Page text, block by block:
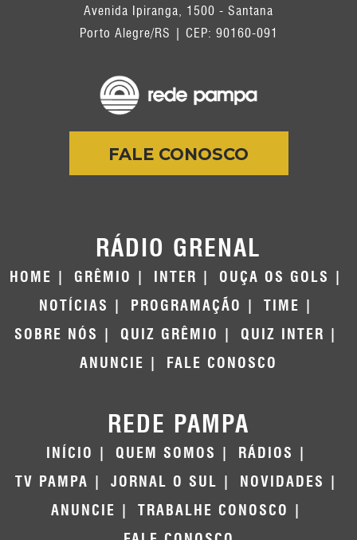
Avenida Ipiranga, 1500 - Santana
Porto Alegre/RS | CEP: 90160-091
FALE CONOSCO
RÁDIO GRENAL
HOME GRÊMIO INTER
OUÇA OS GOLS
NOTÍCIAS
PROGRAMAÇÃO
TIME
SOBRE NÓS
QUIZ GRÊMIO
QUIZ INTER
ANUNCIE
FALE CONOSCO
REDE PAMPA
INÍCIO QUEM SOMOS
RÁDIOS
TV PAMPA
JORNAL O SUL
NOVIDADES
ANUNCIE
TRABALHE CONOSCO